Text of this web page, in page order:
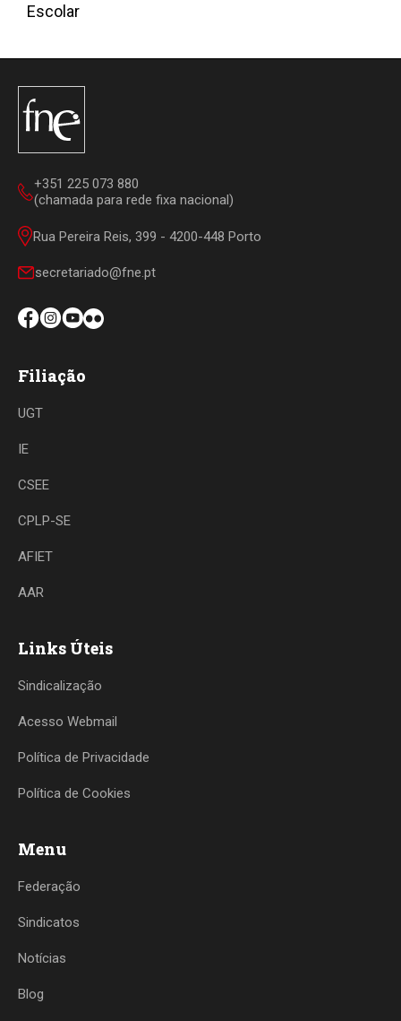
Escolar
+351 225 073 880
(chamada para rede fixa nacional)
Rua Pereira Reis, 399 - 4200-448 Porto
secretariado@fne.pt
Filiação
UGT
IE
CSEE
CPLP-SE
AFIET
AAR
Links Úteis
Sindicalização
Acesso Webmail
Política de Privacidade
Política de Cookies
Menu
Federação
Sindicatos
Notícias
Blog